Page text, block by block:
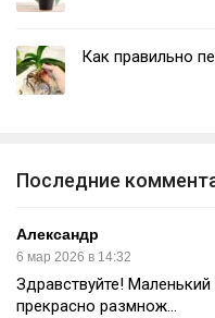
Как правильно
Последние
Александр
6 мар 2026 в 14:32
Здравствуйте!
прекрасно размнож...